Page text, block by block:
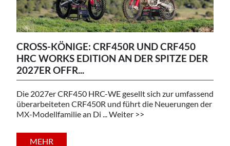
CROSS-KÖNIGE: CRF450R UND CRF450
HRC WORKS EDITION AN DER SPITZE DER
2027ER OFFR...
Die 2027er CRF450 HRC-WE gesellt sich zur umfassend
überarbeiteten CRF450R und führt die Neuerungen der
MX-Modellfamilie an Di ... Weiter >>
MEHR